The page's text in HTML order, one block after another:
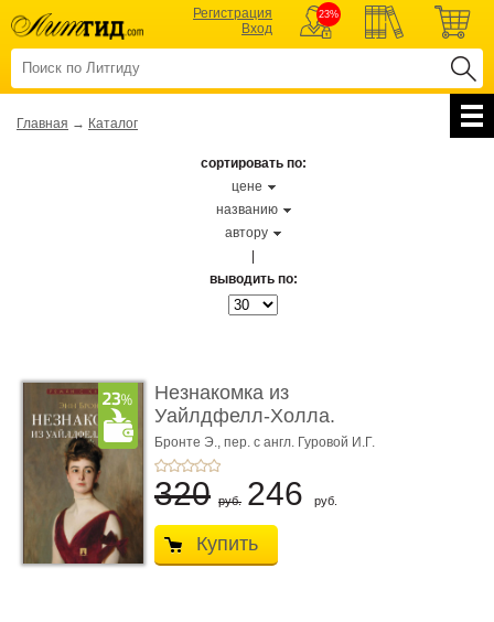
Регистрация
Вход
23%
Главная → Каталог
сортировать по:
цене
названию
автору
выводить по:
Незнакомка из
Уайлдфелл-Холла.
Роман (Серия «Р� ...
Бронте Э., пер. с англ. Гуровой И.Г.
320 руб. 246 руб.
Купить